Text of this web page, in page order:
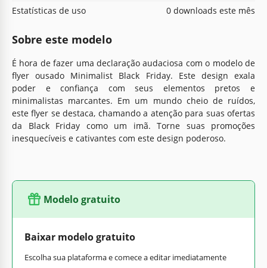
Estatísticas de uso
0 downloads este mês
Sobre este modelo
É hora de fazer uma declaração audaciosa com o modelo de
flyer ousado Minimalist Black Friday. Este design exala
poder e confiança com seus elementos pretos e
minimalistas marcantes. Em um mundo cheio de ruídos,
este flyer se destaca, chamando a atenção para suas ofertas
da Black Friday como um imã. Torne suas promoções
inesquecíveis e cativantes com este design poderoso.
Modelo gratuito
Baixar modelo gratuito
Escolha sua plataforma e comece a editar imediatamente